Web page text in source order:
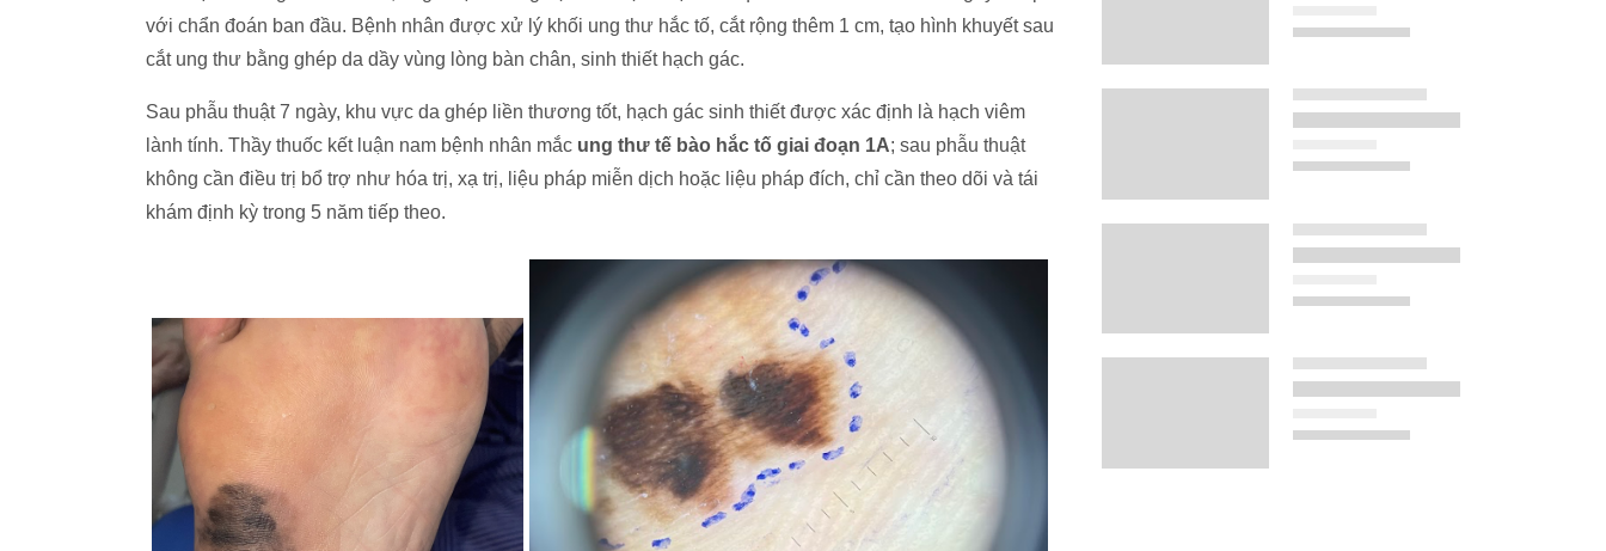
với chẩn đoán ban đầu. Bệnh nhân được xử lý khối ung thư hắc tố, cắt rộng thêm 1 cm, tạo hình khuyết sau
cắt ung thư bằng ghép da dầy vùng lòng bàn chân, sinh thiết hạch gác.
Sau phẫu thuật 7 ngày, khu vực da ghép liền thương tốt, hạch gác sinh thiết được xác định là hạch viêm
lành tính. Thầy thuốc kết luận nam bệnh nhân mắc ung thư tế bào hắc tố giai đoạn 1A; sau phẫu thuật
không cần điều trị bổ trợ như hóa trị, xạ trị, liệu pháp miễn dịch hoặc liệu pháp đích, chỉ cần theo dõi và tái
khám định kỳ trong 5 năm tiếp theo.